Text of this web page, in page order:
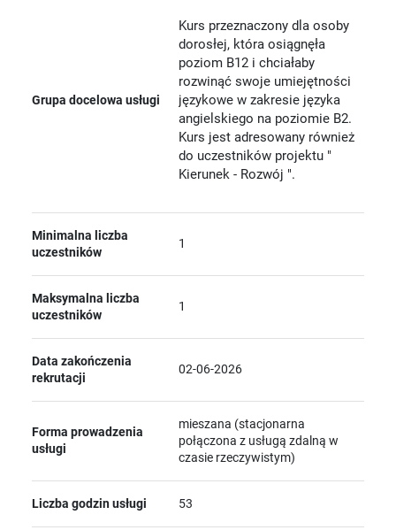
Grupa docelowa usługi
Kurs przeznaczony dla osoby
dorosłej, która osiągnęła
poziom B12 i chciałaby
rozwinąć swoje umiejętności
językowe w zakresie języka
angielskiego na poziomie B2.
Kurs jest adresowany również
do uczestników projektu "
Kierunek - Rozwój ".
Minimalna liczba
uczestników
1
Maksymalna liczba
uczestników
1
Data zakończenia
rekrutacji
02-06-2026
Forma prowadzenia
usługi
mieszana (stacjonarna
połączona z usługą zdalną w
czasie rzeczywistym)
Liczba godzin usługi 53